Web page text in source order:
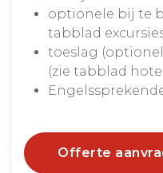
optionele bij te
tabblad
toeslag
(zie tabblad
Offerte